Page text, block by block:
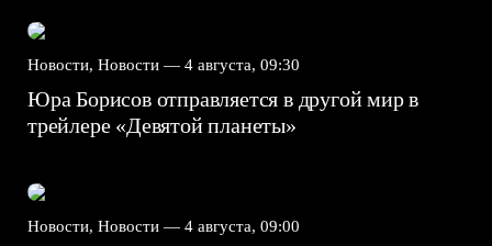
Новости, Новости — 4 августа, 09:30
Юра Борисов отправляется в другой мир в
трейлере «Девятой планеты»
Новости, Новости — 4 августа, 09:00